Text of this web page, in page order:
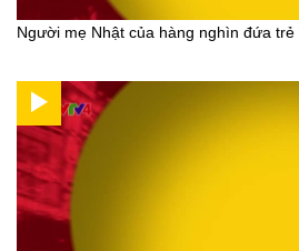
Người mẹ Nhật của hàng nghìn đứa trẻ